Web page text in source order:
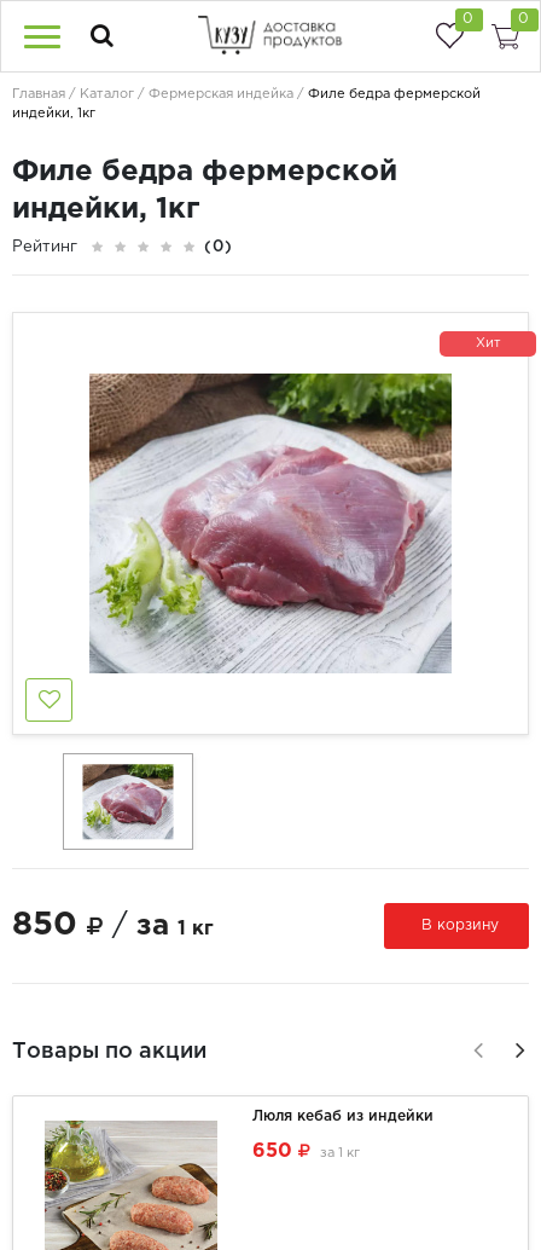
0 0
Главная Каталог Фермерская индейка
Филе бедра фермерской
индейки, 1кг
Филе бедра фермерской
индейки, 1кг
Рейтинг (0)
Хит
850 / за 1 кг В корзину
Товары по акции
Люля кебаб из индейки
650 за 1 кг